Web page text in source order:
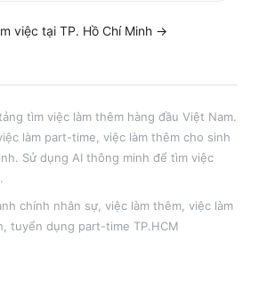
việc tại TP. Hồ Chí Minh →
tìm việc làm thêm hàng đầu Việt Nam.
làm part-time, việc làm thêm cho sinh
. Sử dụng AI thông minh để tìm việc
chính nhân sự việc làm thêm , việc làm
, tuyển dụng part-time TP.HCM